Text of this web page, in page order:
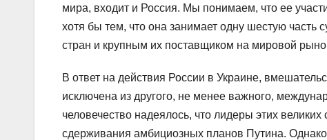
мира, входит и Россия. Мы понимаем, что ее
хотя бы тем, что она занимает одну шестую
стран и крупным их поставщиком на мировой
В ответ на действия России в Украине,
исключена из другого, не менее важного,
человечество надеялось, что лидеры этих
сдерживания амбициозных планов Путина.